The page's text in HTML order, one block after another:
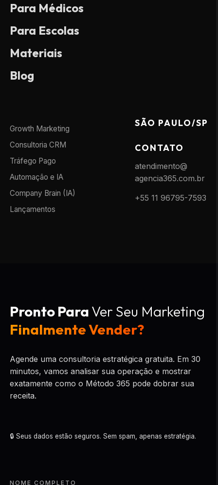
Para Médicos
Para Escolas
Materiais
Blog
Growth Marketing
Consultoria CRM
Tráfego Pago
Automação e IA
Company Brain (IA)
Lançamentos
SÃO PAULO/SP
CONTATO
atendimento@
agencia365.com.br
+55 11 96795-7593
Pronto ParaVer Seu Marketing
Finalmente Vender?
Agende uma consultoria estratégica gratuita. Em 30
minutos, vamos analisar sua operação e mostrar
exatamente como o Método 365 pode dobrar sua
receita.
🔒 Seus dados estão seguros. Sem spam, apenas estratégia.
NOME COMPLETO